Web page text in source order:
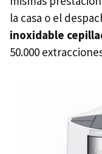
la casa o el
inoxidable
50.000